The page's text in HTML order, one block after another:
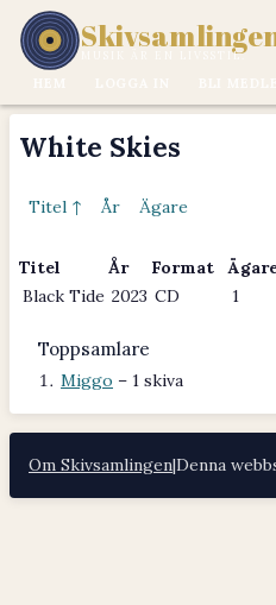
MUSIK ÄR EN LIVSSTIL.
White Skies
Titel ↑ År Ägare
Titel År Format
Black Tide 2023 CD 1
Toppsamlare
Miggo – 1 skiva
Om Skivsamlingen|Denna